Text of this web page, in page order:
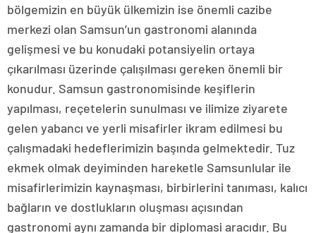
bölgemizin en büyük ülkemizin ise önemli cazibe
merkezi olan Samsun’un gastronomi alanında
gelişmesi ve bu konudaki potansiyelin ortaya
çıkarılması üzerinde çalışılması gereken önemli bir
konudur. Samsun gastronomisinde keşiflerin
yapılması, reçetelerin sunulması ve ilimize ziyarete
gelen yabancı ve yerli misafirler ikram edilmesi bu
çalışmadaki hedeflerimizin başında gelmektedir. Tuz
ekmek olmak deyiminden hareketle Samsunlular ile
misafirlerimizin kaynaşması, birbirlerini tanıması, kalıcı
bağların ve dostlukların oluşması açısından
gastronomi aynı zamanda bir diplomasi aracıdır. Bu